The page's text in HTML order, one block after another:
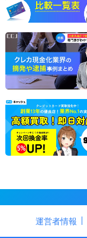
運営者情報